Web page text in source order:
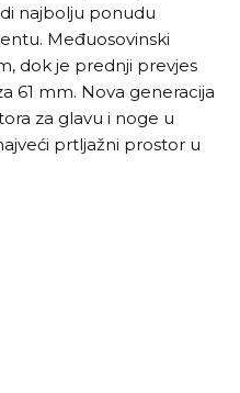
najbolju ponudu
Međuosovinski
dok je prednji prevjes
61 mm. Nova generacija
za glavu i noge u
prtljažni prostor u